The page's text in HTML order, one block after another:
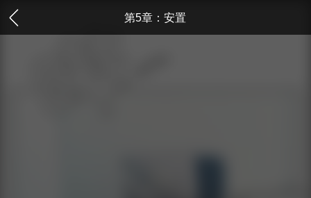
第5章：安置